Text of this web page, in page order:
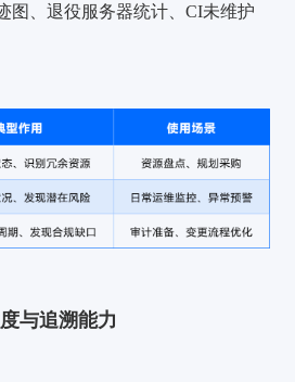
图、退役服务器统计、CI未维护
与追溯能力